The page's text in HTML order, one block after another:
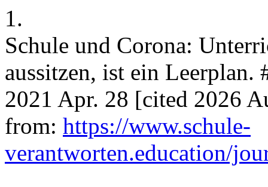
1.
Schule und Corona:
aussitzen, ist ein
2021 Apr. 28 [cited 2026
from: https://www.schule-
verantworten.education/